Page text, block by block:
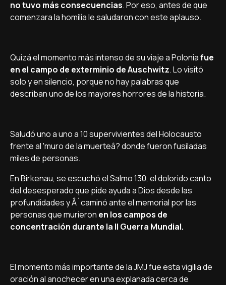
no tuvo más consecuencias. Por eso, antes de que
comenzara la homilí­a le saludaron con este aplauso.
Quizá el momento más intenso de su viaje a Poloniafue
en el campo de exterminio de Auschwitz. Lo visitó
solo y en silencio, porque no hay palabras que
describan uno de los mayores horrores de la historia.
Saludó uno a uno a 10 supervivientes del Holocausto
frente al 'muro de la muerteâ? donde fueron fusiladas
miles de personas.
En Birkenau, se escuchó el Salmo 130, el dolorido canto
del desesperado que pide ayuda a Dios desde las
profundidades y Â´caminó ante el memorial por las
personas que murieron en los campos de
concentración durante la II Guerra Mundial.
El momento más importante de la JMJ fue esta vigilia de
oración al anochecer en una explanada cerca de